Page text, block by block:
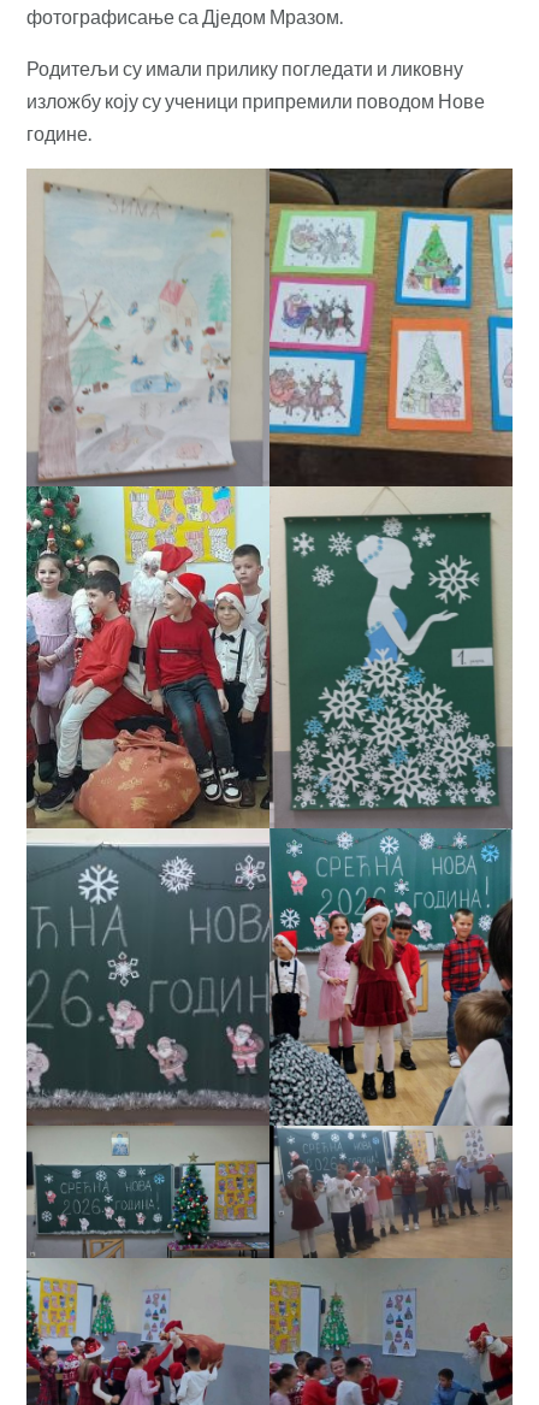
фотографисање са Дједом Мразом.
Родитељи су имали прилику погледати и ликовну
изложбу коју су ученици припремили поводом Нове
године.